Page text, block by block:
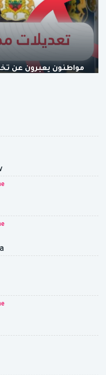
مواطنون يعبرون عن